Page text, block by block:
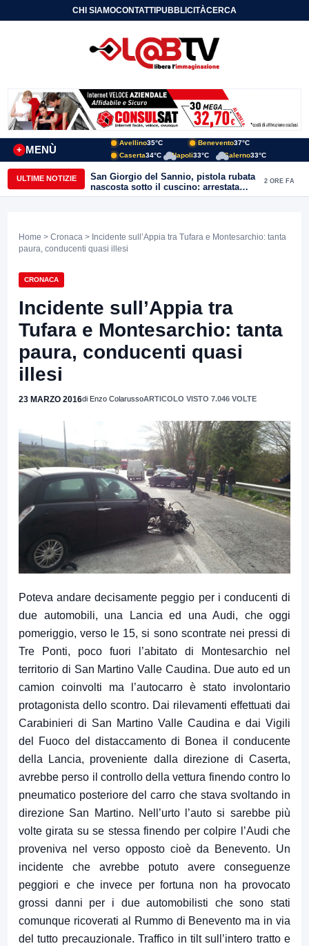
CHI SIAMOCONTATTIPUBBLICITÀCERCA
MENÙ
+
Avellino35°C Benevento37°C
Caserta34°C Napoli33°C Salerno33°C
ULTIME NOTIZIE
San Giorgio del Sannio, pistola rubata
nascosta sotto il cuscino: arrestata
51enne
2 ORE FA
Home > Cronaca > Incidente sull’Appia tra Tufara e Montesarchio: tanta
paura, conducenti quasi illesi
CRONACA
Incidente sull’Appia tra
Tufara e Montesarchio: tanta
paura, conducenti quasi
illesi
23 MARZO 2016di Enzo ColarussoARTICOLO VISTO 7.046 VOLTE
Poteva andare decisamente peggio per i conducenti di
due automobili, una Lancia ed una Audi, che oggi
pomeriggio, verso le 15, si sono scontrate nei pressi di
Tre Ponti, poco fuori l’abitato di Montesarchio nel
territorio di San Martino Valle Caudina. Due auto ed un
camion coinvolti ma l’autocarro è stato involontario
protagonista dello scontro. Dai rilevamenti effettuati dai
Carabinieri di San Martino Valle Caudina e dai Vigili
del Fuoco del distaccamento di Bonea il conducente
della Lancia, proveniente dalla direzione di Caserta,
avrebbe perso il controllo della vettura finendo contro lo
pneumatico posteriore del carro che stava svoltando in
direzione San Martino. Nell’urto l’auto si sarebbe più
volte girata su se stessa finendo per colpire l’Audi che
proveniva nel verso opposto cioè da Benevento. Un
incidente che avrebbe potuto avere conseguenze
peggiori e che invece per fortuna non ha provocato
grossi danni per i due automobilisti che sono stati
comunque ricoverati al Rummo di Benevento ma in via
del tutto precauzionale. Traffico in tilt sull’intero tratto e